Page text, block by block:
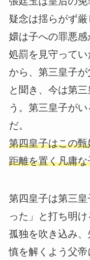
疑念は揺らがず
嬛は子への罪悪
処罰を見守って
から、第三皇子
と聞き、今は第
う。第三皇子が
だ。
第四皇子はこの
距離を置く凡庸
第四皇子は第三
った」と打ち明
孤独を吹き込み
慎を解くよう父